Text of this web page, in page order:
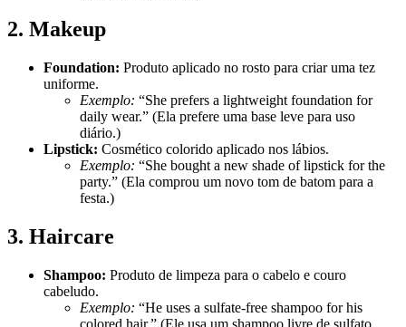
2. Makeup
Foundation: Produto aplicado no rosto para criar uma tez
uniforme.
Exemplo: “She prefers a lightweight foundation for
daily wear.” (Ela prefere uma base leve para uso
diário.)
Lipstick: Cosmético colorido aplicado nos lábios.
Exemplo: “She bought a new shade of lipstick for the
party.” (Ela comprou um novo tom de batom para a
festa.)
3. Haircare
Shampoo: Produto de limpeza para o cabelo e couro
cabeludo.
Exemplo: “He uses a sulfate-free shampoo for his